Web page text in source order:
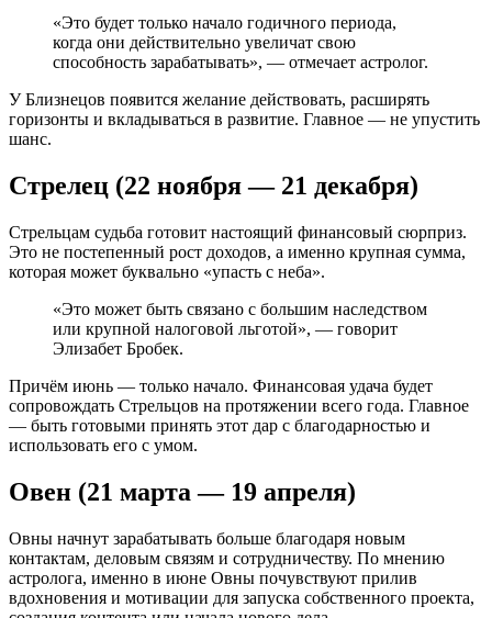
«Это будет только начало годичного периода,
когда они действительно увеличат свою
способность зарабатывать», — отмечает астролог.
У Близнецов появится желание действовать, расширять
горизонты и вкладываться в развитие. Главное — не упустить
шанс.
Стрелец (22 ноября — 21 декабря)
Стрельцам судьба готовит настоящий финансовый сюрприз.
Это не постепенный рост доходов, а именно крупная сумма,
которая может буквально «упасть с неба».
«Это может быть связано с большим наследством
или крупной налоговой льготой», — говорит
Элизабет Бробек.
Причём июнь — только начало. Финансовая удача будет
сопровождать Стрельцов на протяжении всего года. Главное
— быть готовыми принять этот дар с благодарностью и
использовать его с умом.
Овен (21 марта — 19 апреля)
Овны начнут зарабатывать больше благодаря новым
контактам, деловым связям и сотрудничеству. По мнению
астролога, именно в июне Овны почувствуют прилив
вдохновения и мотивации для запуска собственного проекта,